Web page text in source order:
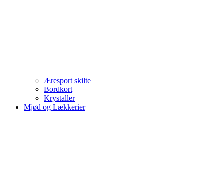
Æresport skilte
Bordkort
Krystaller
Mjød og Lækkerier